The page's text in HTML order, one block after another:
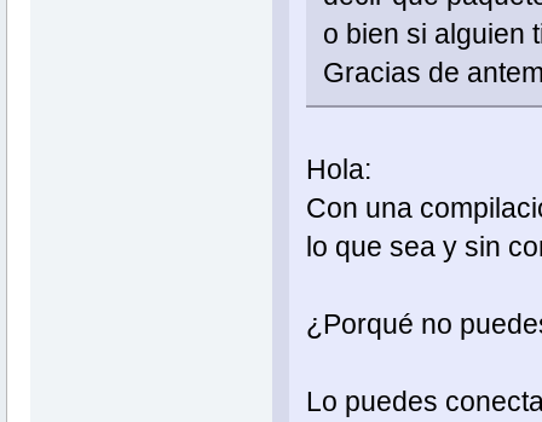
o bien si alguien
Gracias de
Hola:
Con una
lo que sea y sin
¿Porqué no
Lo puedes